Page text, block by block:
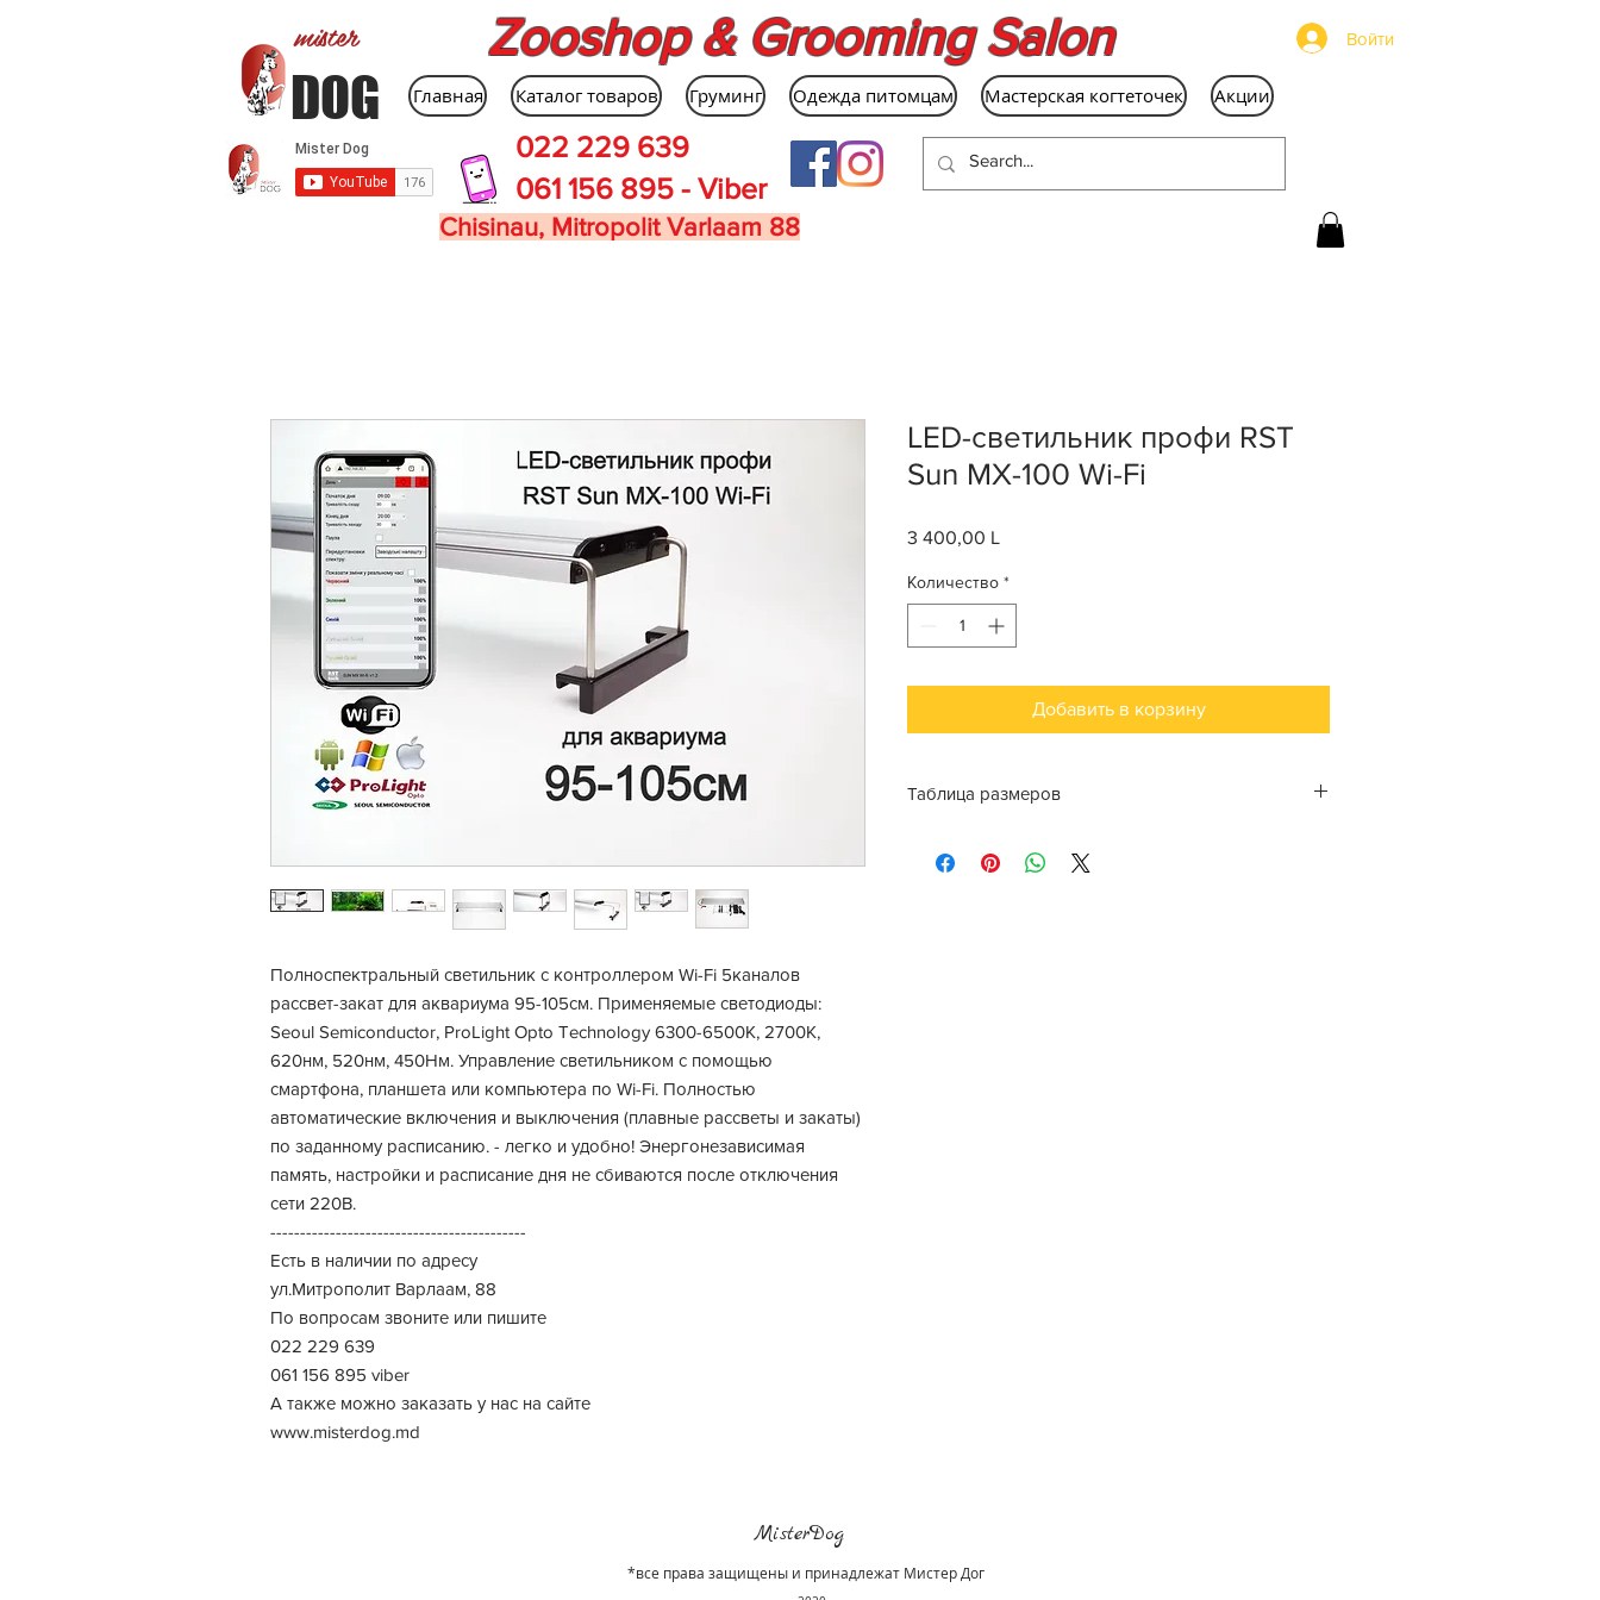
mister
DOG
Zooshop & Grooming Salon Войти
Главная Каталог товаров Груминг Одежда питомцам Мастерская когтеточек Акции
022 229 639
061 156 895 - Viber
Chisinau, Mitropolit Varlaam 88
Полноспектральный светильник с контроллером Wi-Fi 5каналов
рассвет-закат для аквариума 95-105см. Применяемые светодиоды:
Seoul Semiconductor, ProLight Opto Technology 6300-6500К, 2700К,
620нм, 520нм, 450Нм. Управление светильником с помощью
смартфона, планшета или компьютера по Wi-Fi. Полностью
автоматические включения и выключения (плавные рассветы и закаты)
по заданному расписанию. - легко и удобно! Энергонезависимая
память, настройки и расписание дня не сбиваются после отключения
сети 220В.
-------------------------------------------
Есть в наличии по адресу
ул.Митрополит Варлаам, 88
По вопросам звоните или пишите
022 229 639
061 156 895 viber
А также можно заказать у нас на сайте
www.misterdog.md
LED-светильник профи RST
Sun MX-100 Wi-Fi
3 400,00 LЦена
Количество *
Добавить в корзину
Таблица размеров
Тип
MisterDog
*все права защищены и принадлежат Мистер Дог